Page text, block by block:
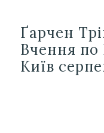
Ґарчен
Вчення по
Київ